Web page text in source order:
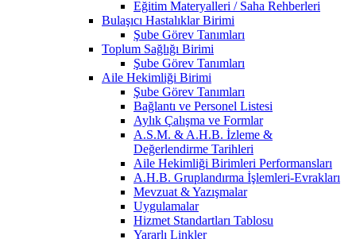
Eğitim Materyalleri / Saha Rehberleri
Bulaşıcı Hastalıklar Birimi
Şube Görev Tanımları
Toplum Sağlığı Birimi
Şube Görev Tanımları
Aile Hekimliği Birimi
Şube Görev Tanımları
Bağlantı ve Personel Listesi
Aylık Çalışma ve Formlar
A.S.M. & A.H.B. İzleme &
Değerlendirme Tarihleri
Aile Hekimliği Birimleri Performansları
A.H.B. Gruplandırma İşlemleri-Evrakları
Mevzuat & Yazışmalar
Uygulamalar
Hizmet Standartları Tablosu
Yararlı Linkler